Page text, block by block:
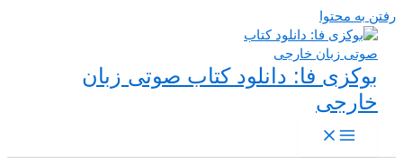
رفتن به محتوا
بوکزی فا: دانلود کتاب صوتی زبان
خارجی